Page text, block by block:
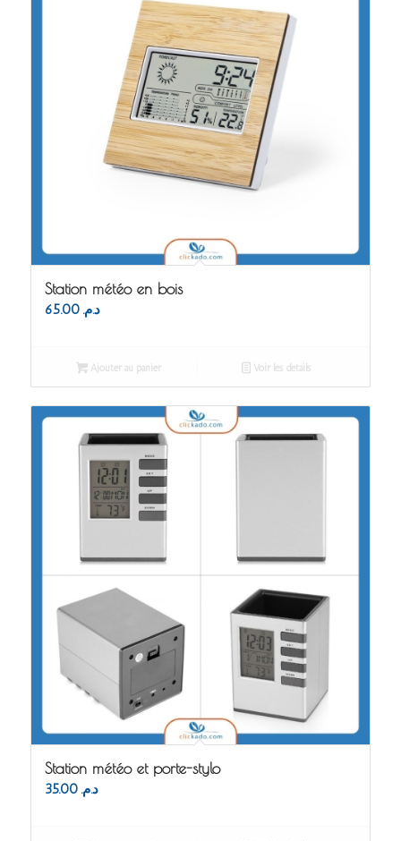
Station météo en bois
د.م. 65.00
Ajouter au panier Voir les détails
Station météo et porte-stylo
د.م. 35.00